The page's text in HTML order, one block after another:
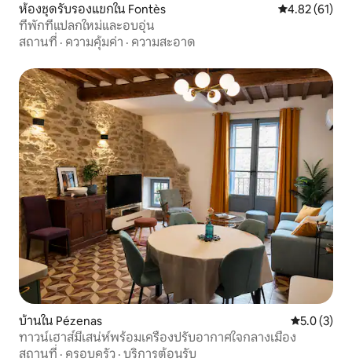
ห้องชุดรับรองแขกใน Fontès คะแนนเฉลี่ย
4.82 (61)
ที่พักที่แปลกใหม่และอบอุ่น
สถานที่ · ความคุ้มค่า · ความสะอาด
บ้านใน Pézenas คะแนนเฉลี่
5.0 (3)
ทาวน์เฮาส์มีเสน่ห์พร้อมเครื่องปรับอากาศใจกลางเมือง
สถานที่ · ครอบครัว · บริการต้อนรับ